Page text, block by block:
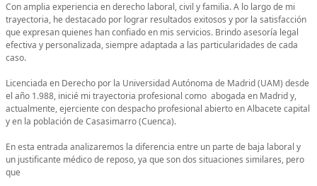
Con amplia experiencia en derecho laboral, civil y familia. A lo largo de mi
trayectoria, he destacado por lograr resultados exitosos y por la satisfacción
que expresan quienes han confiado en mis servicios. Brindo asesoría legal
efectiva y personalizada, siempre adaptada a las particularidades de cada
caso.
Licenciada en Derecho por la Universidad Autónoma de Madrid (UAM) desde
el año 1.988, inicié mi trayectoria profesional como abogada en Madrid y,
actualmente, ejerciente con despacho profesional abierto en Albacete capital
y en la población de Casasimarro (Cuenca).
En esta entrada analizaremos la diferencia entre un parte de baja laboral y
un justificante médico de reposo, ya que son dos situaciones similares, pero
que